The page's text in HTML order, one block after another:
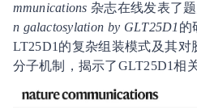
mmunications 杂志在线发表了
n galactosylation by GLT25D1 的
LT25D1的复杂组装模式及其对
分子机制，揭示了GLT25D1相